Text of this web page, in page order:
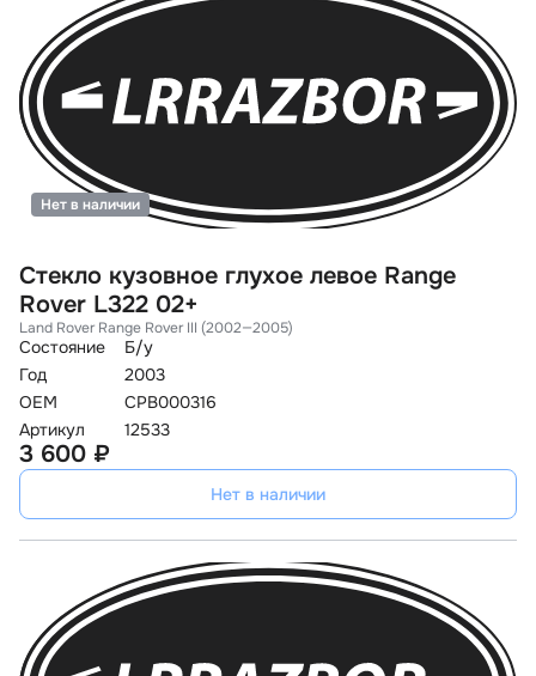
Стекло кузовное глухое левое Range
Rover L322 02+
Land Rover Range Rover III (2002—2005)
Состояние
Б/у
Год
2003
OEM
CPB000316
Артикул
12533
Нет в наличии
3 600 ₽
Нет в наличии